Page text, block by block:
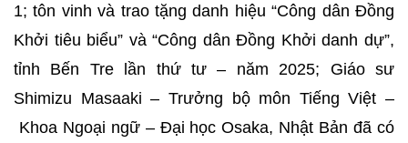
1; tôn vinh và trao tặng danh hiệu “Công dân Đồng
Khởi tiêu biểu” và “Công dân Đồng Khởi danh dự”,
tỉnh Bến Tre lần thứ tư – năm 2025; Giáo sư
Shimizu Masaaki – Trưởng bộ môn Tiếng Việt –
Khoa Ngoại ngữ – Đại học Osaka, Nhật Bản đã có